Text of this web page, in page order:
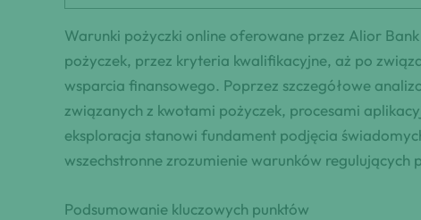
Warunki pożyczki online oferowane przez Alior
pożyczek, przez kryteria kwalifikacyjne, aż po
wsparcia finansowego. Poprzez szczegółowe
związanych z kwotami pożyczek, procesami
eksploracja stanowi fundament podjęcia
wszechstronne zrozumienie warunków regulujących
Podsumowanie kluczowych punktów